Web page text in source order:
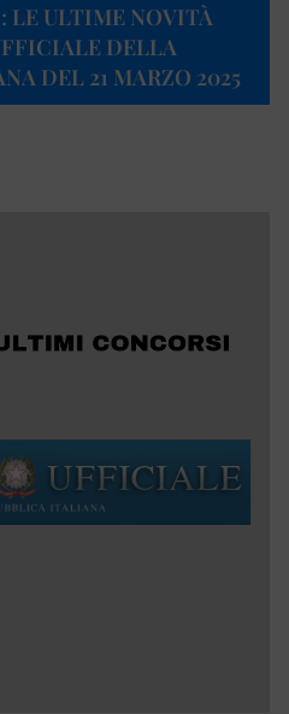
LE ULTIME NOVITÀ
DELLA
DEL 21 MARZO 2025